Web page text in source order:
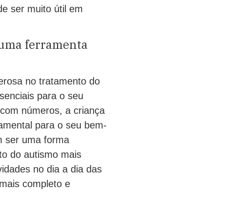
ser muito útil em
ferramenta
no tratamento do
para o seu
números, a criança
para o seu bem-
ser uma forma
do autismo mais
no dia a dia das
completo e